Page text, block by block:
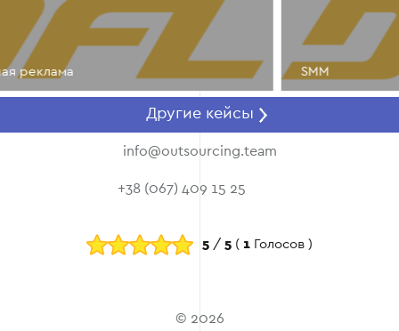
SMM
Другие кейсы
info@outsourcing.team
+38 (067) 409 15 25
5 / 5 ( 1 Голосов )
© 2026